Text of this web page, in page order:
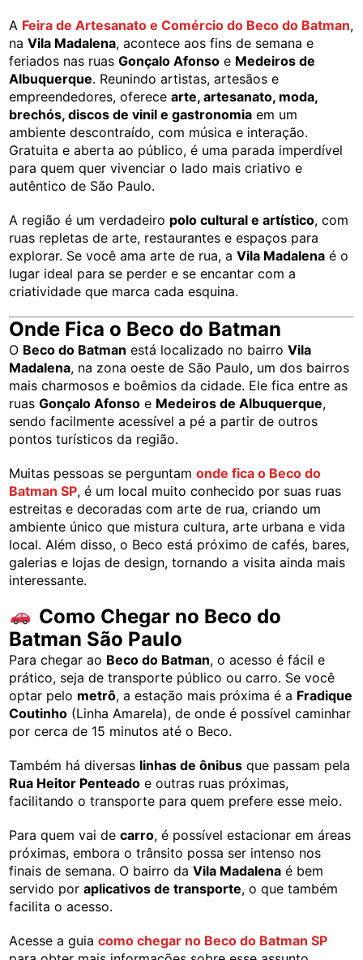
A Feira de Artesanato e Comércio do Beco do Batman,
naVila Madalena, acontece aos fins de semana e
feriados nas ruasGonçalo Afonso e Medeiros de
Albuquerque. Reunindo artistas, artesãos e
empreendedores, oferecearte, artesanato, moda,
brechós, discos de vinil e gastronomia em um
ambiente descontraído, com música e interação.
Gratuita e aberta ao público, é uma parada imperdível
para quem quer vivenciar o lado mais criativo e
autêntico de São Paulo.
A região é um verdadeiro polo cultural e artístico, com
ruas repletas de arte, restaurantes e espaços para
explorar. Se você ama arte de rua, aVila Madalena é o
lugar ideal para se perder e se encantar com a
criatividade que marca cada esquina.
Onde Fica o Beco do Batman
O Beco do Batman está localizado no bairroVila
Madalena, na zona oeste de São Paulo, um dos bairros
mais charmosos e boêmios da cidade. Ele fica entre as
ruasGonçalo Afonso e Medeiros de Albuquerque,
sendo facilmente acessível a pé a partir de outros
pontos turísticos da região.
Muitas pessoas se perguntamonde fica o Beco do
Batman SP, é um local muito conhecido por suas ruas
estreitas e decoradas com arte de rua, criando um
ambiente único que mistura cultura, arte urbana e vida
local. Além disso, o Beco está próximo de cafés, bares,
galerias e lojas de design, tornando a visita ainda mais
interessante.
Como Chegar no Beco do
Batman São Paulo
Para chegar ao Beco do Batman, o acesso é fácil e
prático, seja de transporte público ou carro. Se você
optar pelo metrô, a estação mais próxima é a Fradique
Coutinho (Linha Amarela), de onde é possível caminhar
por cerca de 15 minutos até o Beco.
Também há diversas linhas de ônibus que passam pela
Rua Heitor Penteado e outras ruas próximas,
facilitando o transporte para quem prefere esse meio.
Para quem vai decarro, é possível estacionar em áreas
próximas, embora o trânsito possa ser intenso nos
finais de semana. O bairro daVila Madalena é bem
servido poraplicativos de transporte, o que também
facilita o acesso.
Acesse a guiacomo chegar no Beco do Batman SP